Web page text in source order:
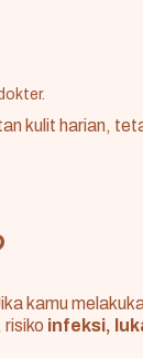
kulit harian,
kamu
infeksi,